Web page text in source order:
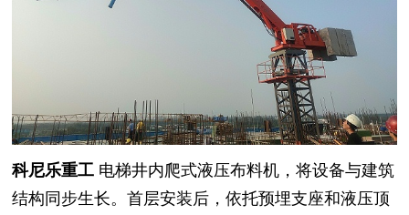
科尼乐重工 电梯井内爬式液压布料机，将设备与建筑
结构同步生长。首层安装后，依托预埋支座和液压顶